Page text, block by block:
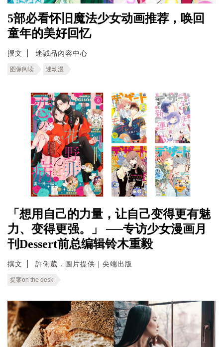
5部必看怀旧魔法少女动画推荐，唤回
童年的美好回忆
撰文 迷誠品內容中心
图像阅读 迷动漫
「想用自己的力量，让自己变得更有魅
力、变得更强。」 ──专访少女漫画月
刊Dessert前总编辑铃木重毅
撰文 許俐葳．圖片提供｜尖端出版
提案on the desk